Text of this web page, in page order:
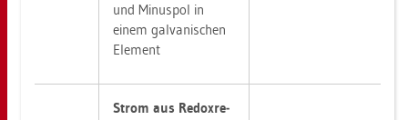
und Mi­nus­pol in
einem gal­va­ni­schen
Ele­ment
Strom aus Re­dox­re­